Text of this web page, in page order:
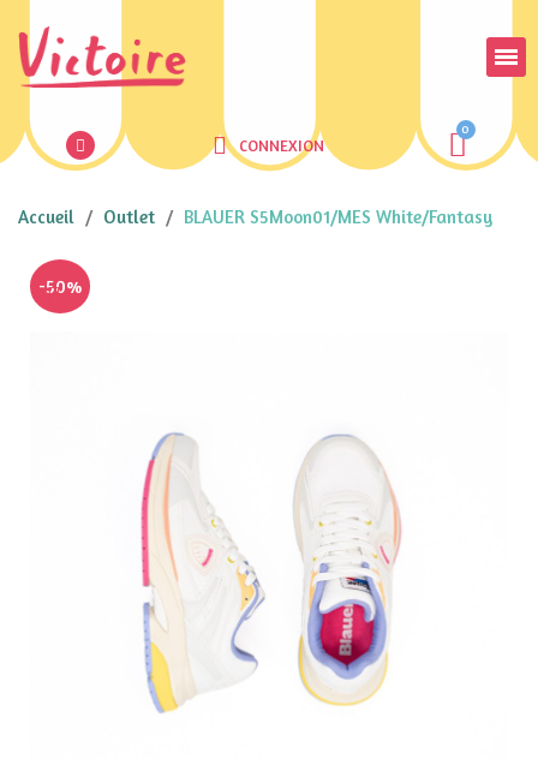
CONNEXION
Accueil Outlet BLAUER S5Moon01/MES White/Fantasy
-50%